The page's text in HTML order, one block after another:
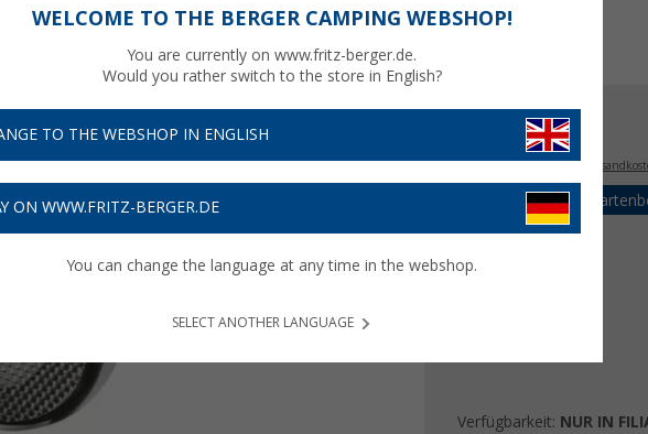
€
zzgl.
Bis zu 5%
Verfügbarkeit: NUR IN
WELCOME TO THE BERGER CAMPING WEBSHOP!
You are currently on www.fritz-berger.de.
Would you rather switch to the store in English?
TO THE WEBSHOP IN ENGLISH
ON WWW.FRITZ-BERGER.DE
You can change the language at any time in the webshop.
SELECT ANOTHER LANGUAGE